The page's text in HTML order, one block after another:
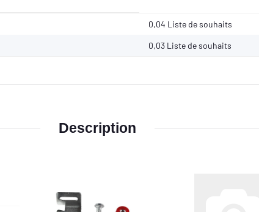
0,04 Liste de souhaits
0,03 Liste de souhaits
Description